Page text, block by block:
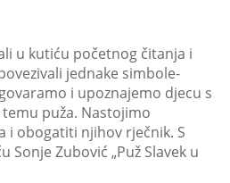
u kutiću početnog čitanja i
jednake simbole-
i upoznajemo djecu s
puža. Nastojimo
i obogatiti njihov rječnik. S
Zubović „Puž Slavek u